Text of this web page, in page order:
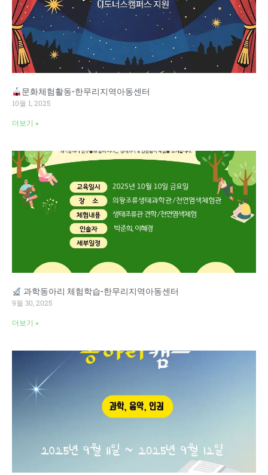
문화체험활동-한무리지역아동센터
10월 1, 2025
더보기 »
과학동아리 체험학습-한무리지역아동센터
9월 30, 2025
더보기 »